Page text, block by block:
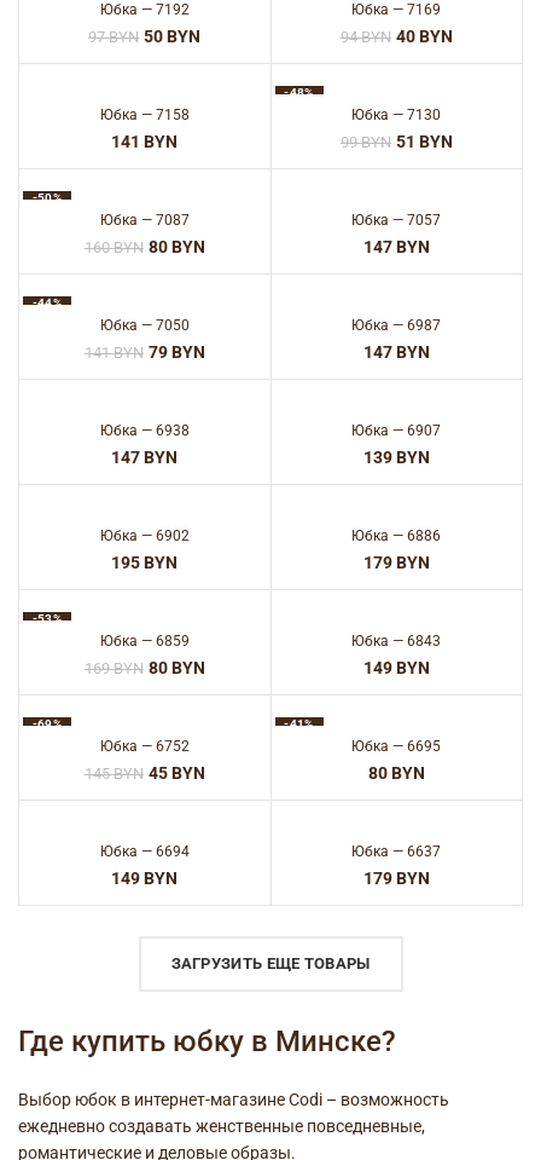
Юбка — 7192
97BYN 50BYN
Юбка — 7169
94BYN 40BYN
Юбка — 7158
BYN
-48%
Юбка — 7130
99BYN 51 BYN
-50%
Юбка — 7087
160BYN 80BYN
Юбка — 7057
BYN
-44%
Юбка — 7050
141BYN 79BYN
Юбка — 6987
BYN
Юбка — 6938
BYN
Юбка — 6907
BYN
Юбка — 6902
BYN
Юбка — 6886
BYN
-53%
Юбка — 6859
169BYN 80BYN
Юбка — 6843
BYN
-69%
Юбка — 6752
145BYN 45BYN
-41%
Юбка — 6695
BYN
Юбка — 6694
BYN
Юбка — 6637
BYN
ЗАГРУЗИТЬ ЕЩЕ ТОВАРЫ
Где купить юбку в Минске?
Выбор юбок в интернет-магазине Codi – возможность
ежедневно создавать женственные повседневные,
романтические и деловые образы.